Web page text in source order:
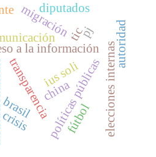
ius soli
a la información elecciones internas
políticas públicas
transparencia
brasil
autoridad
migración
diputados
china
crisis
tic
fútbol
pj